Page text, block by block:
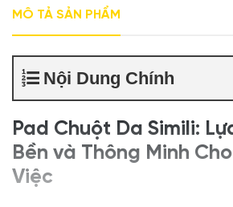
MÔ TẢ SẢN PHẨM
Nội Dung Chính
Pad Chuột Da Simili:
Bền và Thông Minh
Việc